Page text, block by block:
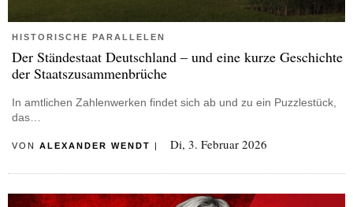
HISTORISCHE PARALLELEN
Der Ständestaat Deutschland – und eine kurze Geschichte
der Staatszusammenbrüche
In amtlichen Zahlenwerken findet sich ab und zu ein Puzzlestück,
das…
VON ALEXANDER WENDT | Di, 3. Februar 2026